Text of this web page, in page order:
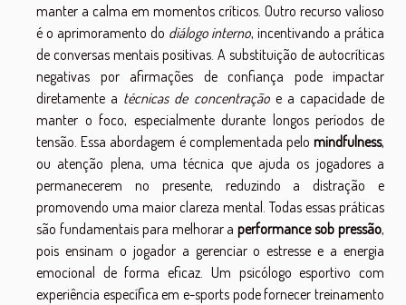
manter a calma em momentos críticos. Outro recurso valioso
é o aprimoramento do diálogo interno, incentivando a prática
de conversas mentais positivas. A substituição de autocríticas
negativas por afirmações de confiança pode impactar
diretamente a técnicas de concentraçãoe a capacidade de
manter o foco, especialmente durante longos períodos de
tensão. Essa abordagem é complementada pelo mindfulness,
ou atenção plena, uma técnica que ajuda os jogadores a
permanecerem no presente, reduzindo a distração e
promovendo uma maior clareza mental. Todas essas práticas
são fundamentais para melhorar aperformance sob pressão,
pois ensinam o jogador a gerenciar o estresse e a energia
emocional de forma eficaz. Um psicólogo esportivo com
experiência específica em e-sports pode fornecer treinamento